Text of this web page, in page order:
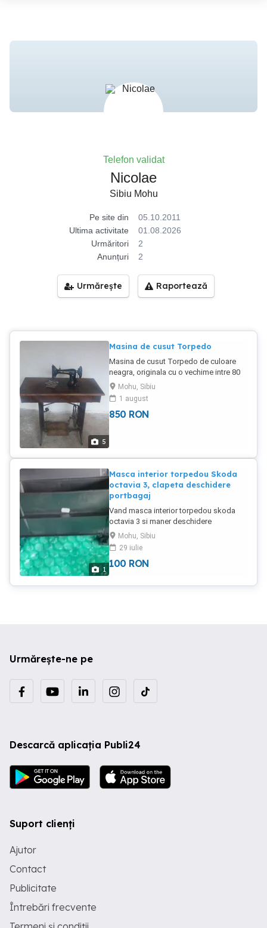
Telefon validat
Nicolae
Sibiu Mohu
Pe site din
05.10.2011
Ultima activitate
01.08.2026
Urmăritori
2
Anunțuri
2
Urmărește Raportează
5
Masina de cusut Torpedo
Masina de cusut Torpedo de culoare
neagra, originala cu o vechime intre 80
si 100 de ani, in stare excelenta.
Mohu, Sibiu
1 august
850 RON
1
Masca interior torpedou Skoda
octavia 3, clapeta deschidere
portbagaj
Vand masca interior torpedou skoda
octavia 3 si maner deschidere
portbagaj, piese originale + cadou set
capacele roti 60mm.
Mohu, Sibiu
29 iulie
100 RON
Urmărește-ne pe
Descarcă aplicația Publi24
Suport clienți
Ajutor
Contact
Publicitate
Întrebări frecvente